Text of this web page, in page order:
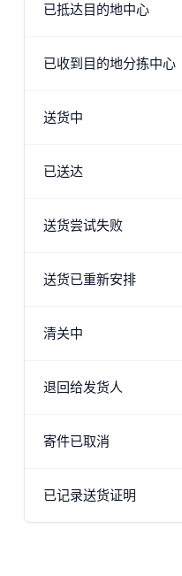
已抵达目的地中心
已收到目的地分拣中心
送货中
已送达
送货尝试失败
送货已重新安排
清关中
退回给发货人
寄件已取消
已记录送货证明